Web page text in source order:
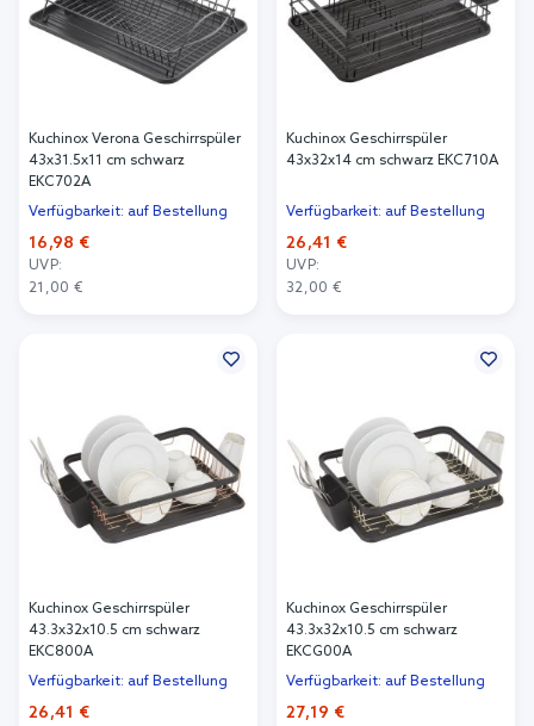
Kuchinox Verona Geschirrspüler
43x31.5x11 cm schwarz
EKC702A
Verfügbarkeit: auf Bestellung
16,98 €
UVP:
21,00 €
Kuchinox Geschirrspüler
43x32x14 cm schwarz EKC710A
Verfügbarkeit: auf Bestellung
26,41 €
UVP:
32,00 €
Kuchinox Geschirrspüler
43.3x32x10.5 cm schwarz
EKC800A
Verfügbarkeit: auf Bestellung
26,41 €
Kuchinox Geschirrspüler
43.3x32x10.5 cm schwarz
EKCG00A
Verfügbarkeit: auf Bestellung
27,19 €